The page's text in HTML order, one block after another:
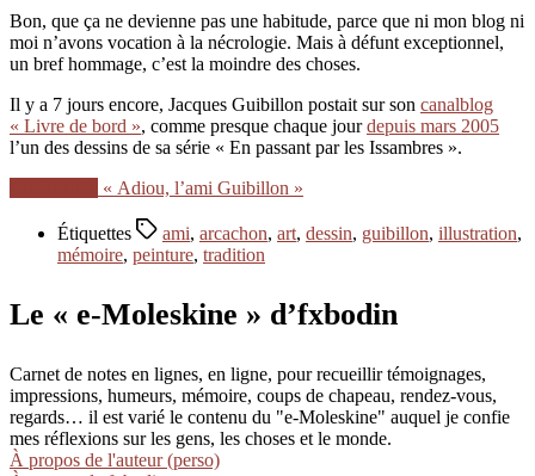
Bon, que ça ne devienne pas une habitude, parce que ni mon blog ni
moi n’avons vocation à la nécrologie. Mais à défunt exceptionnel,
un bref hommage, c’est la moindre des choses.
Il y a 7 jours encore, Jacques Guibillon postait sur son canalblog
« Livre de bord », comme presque chaque jourdepuis mars 2005
l’un des dessins de sa série « En passant par les Issambres ».
« Adiou, l’ami Guibillon »
Étiquettes ami, arcachon, art, dessin, guibillon, illustration,
mémoire, peinture, tradition
Le « e-Moleskine » d’fxbodin
Carnet de notes en lignes, en ligne, pour recueillir témoignages,
impressions, humeurs, mémoire, coups de chapeau, rendez-vous,
regards… il est varié le contenu du "e-Moleskine" auquel je confie
mes réflexions sur les gens, les choses et le monde.
À propos de l'auteur (perso)